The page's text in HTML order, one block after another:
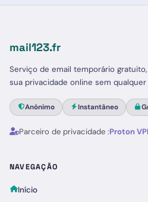
mail123.fr
Serviço de email temporário
sua privacidade online sem qualquer
Anónimo Instantâneo
Parceiro de privacidade :Proton
NAVEGAÇÃO
Início